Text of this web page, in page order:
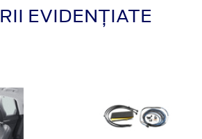
EVIDENȚIATE